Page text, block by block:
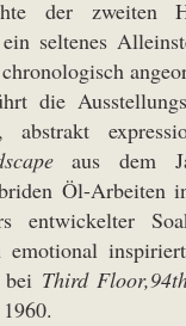
der zweiten
seltenes
die
abstrakt
aus dem
Öl-Arbeiten
entwickelter
emotional
Third